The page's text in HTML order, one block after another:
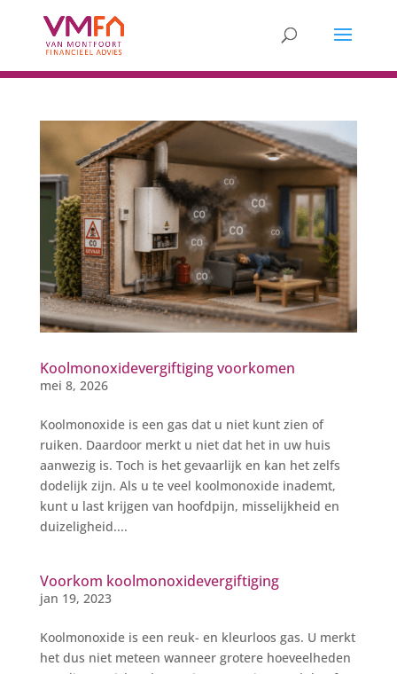
Koolmonoxidevergiftiging voorkomen
mei 8, 2026
Koolmonoxide is een gas dat u niet kunt zien of
ruiken. Daardoor merkt u niet dat het in uw huis
aanwezig is. Toch is het gevaarlijk en kan het zelfs
dodelijk zijn. Als u te veel koolmonoxide inademt,
kunt u last krijgen van hoofdpijn, misselijkheid en
duizeligheid....
Voorkom koolmonoxidevergiftiging
jan 19, 2023
Koolmonoxide is een reuk- en kleurloos gas. U merkt
het dus niet meteen wanneer grotere hoeveelheden